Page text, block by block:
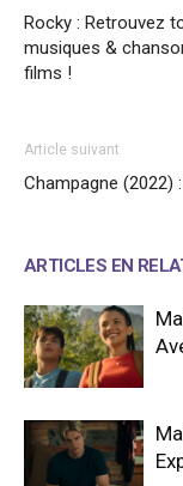
Rocky : Retrouvez
musiques &
films !
Article suivant
Champagne (2022)
ARTICLES EN